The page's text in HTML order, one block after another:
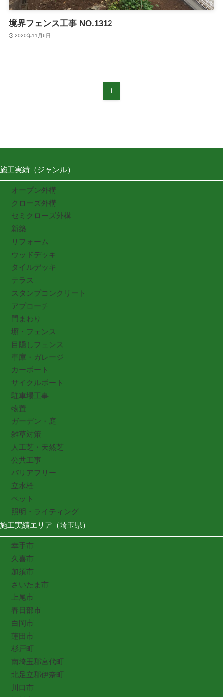
境界フェンス工事 NO.1312
2020年11月6日
1
施工実績（ジャンル）
オープン外構
クローズ外構
セミクローズ外構
新築
リフォーム
ウッドデッキ
タイルデッキ
テラス
スタンプコンクリート
アプローチ
門まわり
塀・フェンス
目隠しフェンス
車庫・ガレージ
カーポート
サイクルポート
駐車場工事
物置
ガーデン・庭
雑草対策
人工芝・天然芝
公共工事
バリアフリー
立水栓
ペット
照明・ライティング
施工実績エリア（埼玉県）
幸手市
久喜市
加須市
さいたま市
上尾市
春日部市
白岡市
蓮田市
杉戸町
南埼玉郡宮代町
北足立郡伊奈町
川口市